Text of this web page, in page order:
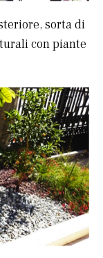
sorta di
con piante